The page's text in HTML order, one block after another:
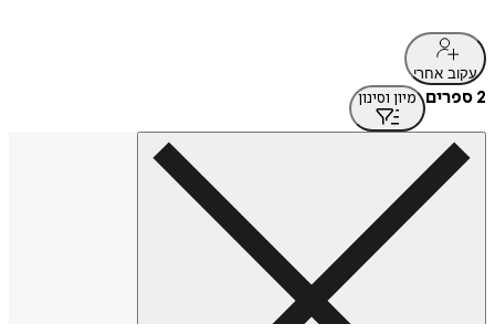
עקוב אחרי
2 ספרים מיון וסינון